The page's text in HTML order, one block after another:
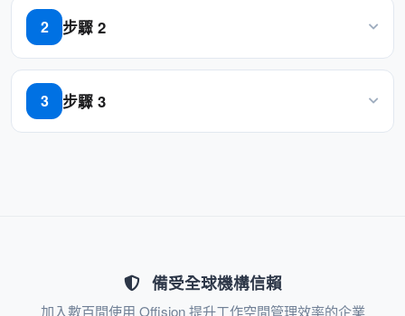
管理員可以通過 User App 輕鬆分配或修
進行定製。
防止調度衝突：
2 步驟 2
添加資源並將使用者添加到“團隊成員”
3 步驟 3
備受全球機構信賴
加入數百間使用 Offision 提升工作空間管理效率的企業